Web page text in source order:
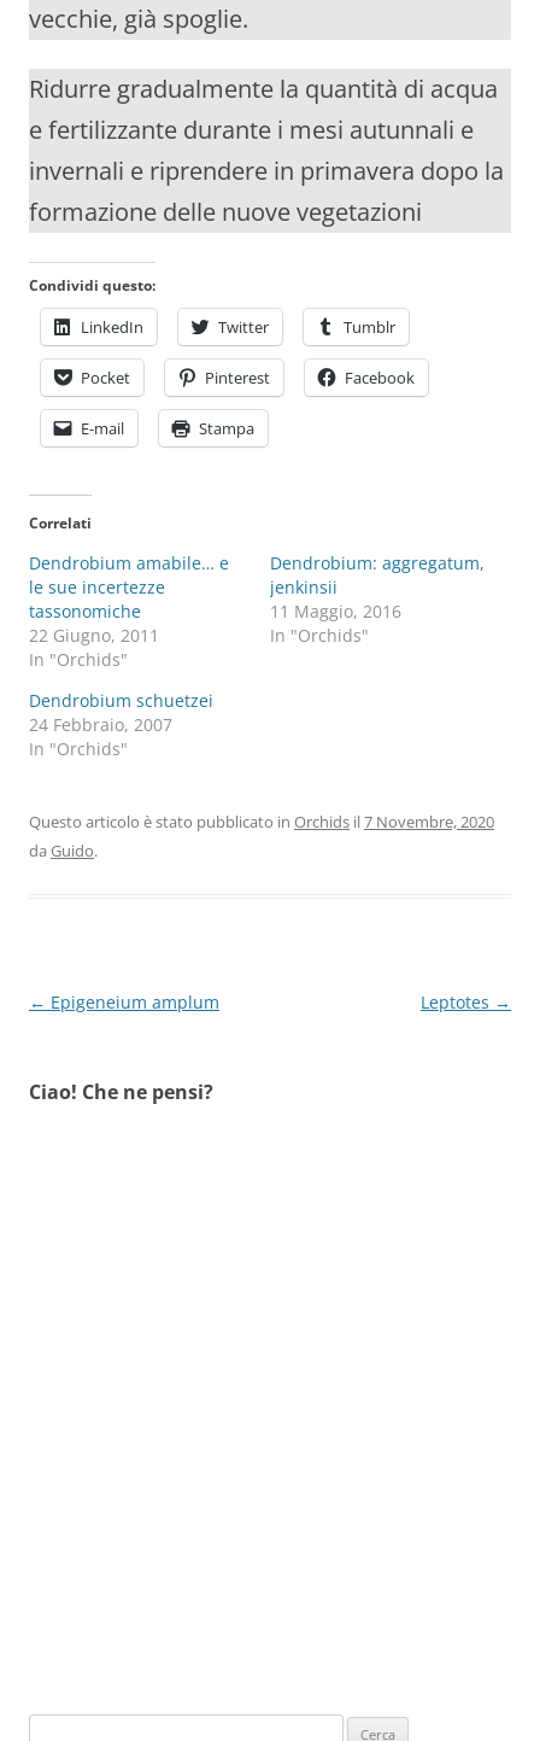
vecchie, già spoglie.
Ridurre gradualmente la quantità di acqua
e fertilizzante durante i mesi autunnali e
invernali e riprendere in primavera dopo la
formazione delle nuove vegetazioni
Condividi questo:
LinkedIn Twitter Tumblr
Pocket Pinterest Facebook
E-mail Stampa
Correlati
Dendrobium amabile… e
le sue incertezze
tassonomiche
22 Giugno, 2011
In "Orchids"
Dendrobium: aggregatum,
jenkinsii
11 Maggio, 2016
In "Orchids"
Dendrobium schuetzei
24 Febbraio, 2007
In "Orchids"
Questo articolo è stato pubblicato in Orchids il7 Novembre, 2020
da Guido.
Navigazione
← Epigeneium amplum Leptotes →
Ciao! Che ne pensi?